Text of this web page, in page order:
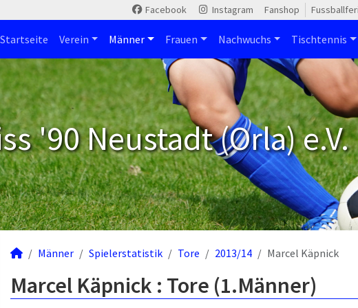
Facebook Instagram Fanshop
Startseite Verein Männer Frauen Nachwuchs Tischtennis
'90 Neustadt (Orla) e.V.
Männer Spielerstatistik Tore 2013/14 Marcel Käpnick
Marcel Käpnick : Tore (1.Männer)